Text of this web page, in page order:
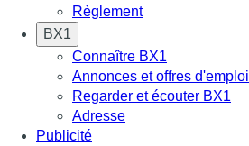
Règlement
BX1
Connaître BX1
Annonces et offres d'emploi
Regarder et écouter BX1
Adresse
Publicité